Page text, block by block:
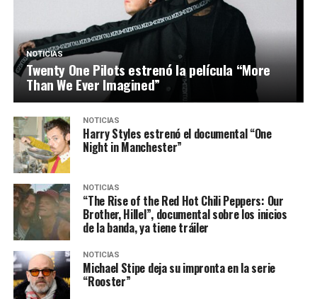
NOTICIAS
Twenty One Pilots estrenó la película “More
Than We Ever Imagined”
NOTICIAS
Harry Styles estrenó el documental “One
Night in Manchester”
NOTICIAS
“The Rise of the Red Hot Chili Peppers: Our
Brother, Hillel”, documental sobre los inicios
de la banda, ya tiene tráiler
NOTICIAS
Michael Stipe deja su impronta en la serie
“Rooster”